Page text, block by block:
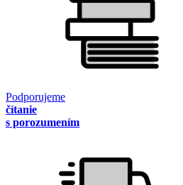
Podporujeme
čítanie
s porozumením